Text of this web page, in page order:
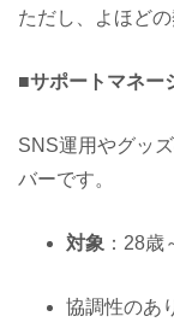
ただし、よほど
■サポートマネ
SNS運用やグッ
バーです。
対象 ：28歳
協調性のあ